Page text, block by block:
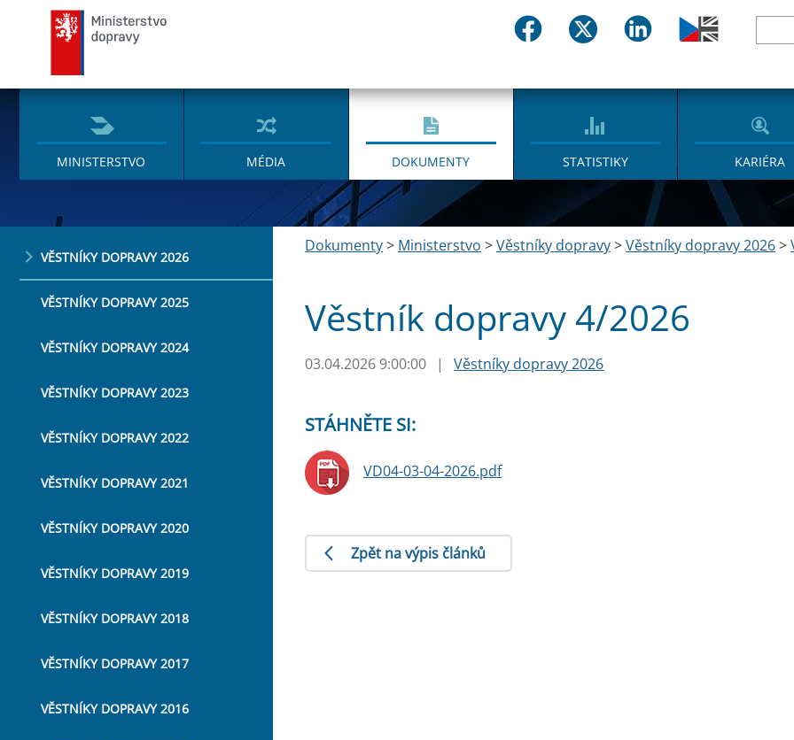
MINISTERSTVO MÉDIA DOKUMENTY STATISTIKY KARIÉRA
VĚSTNÍKY DOPRAVY 2026
VĚSTNÍKY DOPRAVY 2025
VĚSTNÍKY DOPRAVY 2024
VĚSTNÍKY DOPRAVY 2023
VĚSTNÍKY DOPRAVY 2022
VĚSTNÍKY DOPRAVY 2021
VĚSTNÍKY DOPRAVY 2020
VĚSTNÍKY DOPRAVY 2019
VĚSTNÍKY DOPRAVY 2018
VĚSTNÍKY DOPRAVY 2017
VĚSTNÍKY DOPRAVY 2016
Dokumenty> Ministerstvo >Věstníky dopravy>Věstníky dopravy 2026>
Věstník dopravy 4/2026
03.04.2026 9:00:00 | Věstníky dopravy 2026
STÁHNĚTE SI:
VD04-03-04-2026.pdf
Zpět na výpis článků